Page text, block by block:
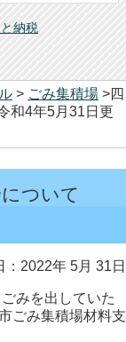
納税
> ごみ集積場 >四
和4年5月31日更
ついて
：2022年 5月 31日
みを出していた
ごみ集積場材料支